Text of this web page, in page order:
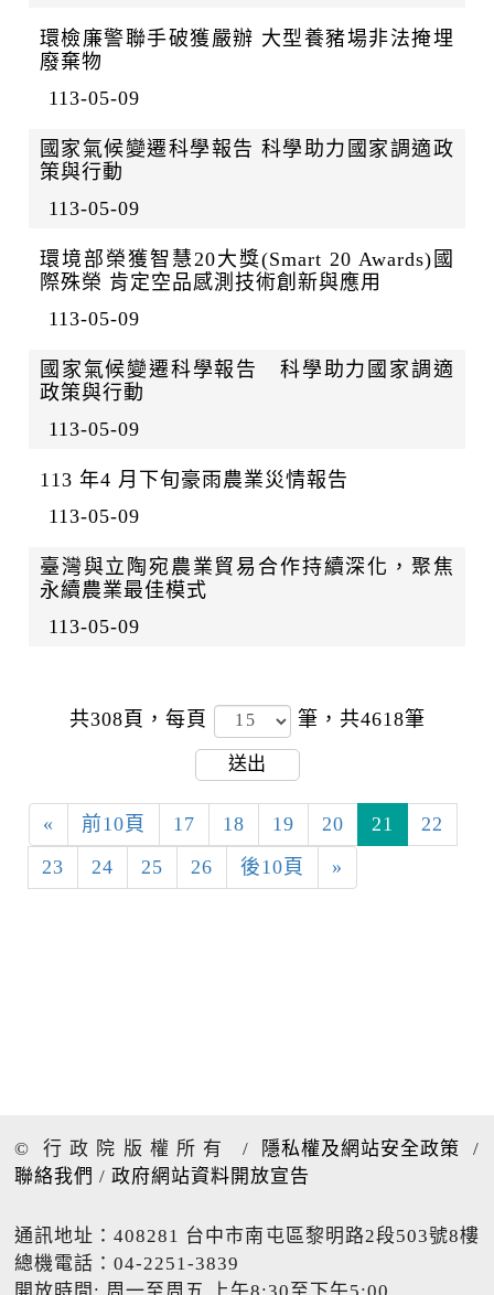
環檢廉警聯手破獲嚴辦 大型養豬場非法掩埋
廢棄物
113-05-09
國家氣候變遷科學報告 科學助力國家調適政
策與行動
113-05-09
環境部榮獲智慧20大獎(Smart 20 Awards)國
際殊榮 肯定空品感測技術創新與應用
113-05-09
國家氣候變遷科學報告 科學助力國家調適
政策與行動
113-05-09
113 年4 月下旬豪雨農業災情報告
113-05-09
臺灣與立陶宛農業貿易合作持續深化，聚焦
永續農業最佳模式
113-05-09
共308頁， 每頁 筆，共4618筆
送出
« 前10頁 17 18 19 20 21
22
23
24 25 26 後10頁 »
© 行政院版權所有 / 隱私權及網站安全政策
/
聯絡我們 /政府網站資料開放宣告
通訊地址：408281 台中市南屯區黎明路2段503號8樓
總機電話：04-2251-3839